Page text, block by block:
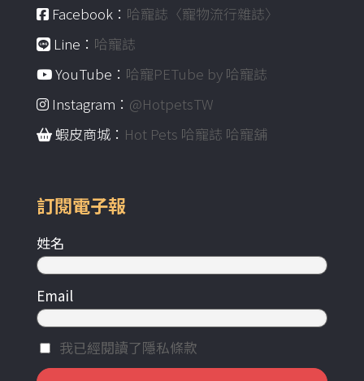
Facebook： 哈寵誌〈寵物流行雜誌〉
Line： 哈寵誌
YouTube： 哈寵PETube by 哈寵誌
Instagram： @HotpetsTW
蝦皮商城： Hot Pets 哈寵誌 哈寵舖
訂閱電子報
姓名
Email
我已經閱讀了隱私條款